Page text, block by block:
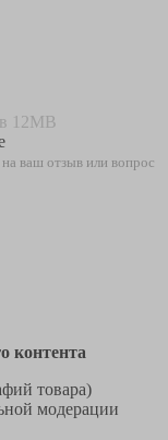
12MB
ваш отзыв или вопрос
контента
товара)
модерации